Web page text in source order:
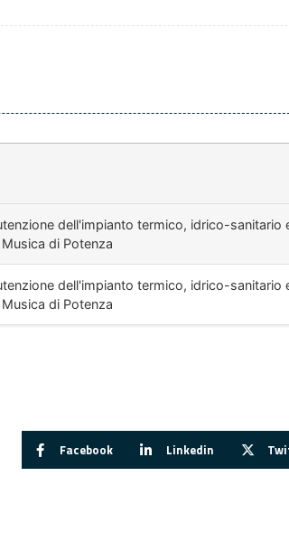
dell'impianto termico, idrico-sanitario
di Potenza
dell'impianto termico, idrico-sanitario
di Potenza
Facebook Linkedin